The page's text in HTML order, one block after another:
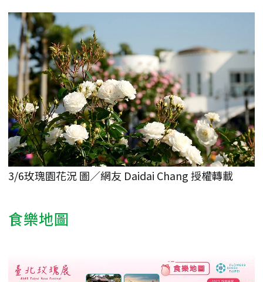
3/6玫瑰園花況 圖／網友 Daidai Chang 授權轉載
食樂地圖